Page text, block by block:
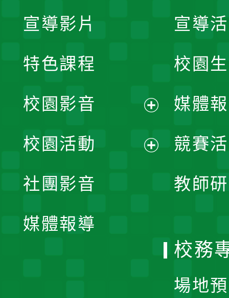
宣導
校園
媒體
競賽
教師
宣導影片
特色課程
校園影音
開
校園活動
社團影音
媒體報導
校務
場地